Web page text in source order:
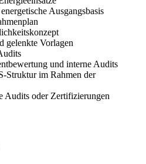
Ausgangsbasis
gelenkte Vorlagen
und interne Audits
Struktur im Rahmen der
Audits oder Zertifizierungen